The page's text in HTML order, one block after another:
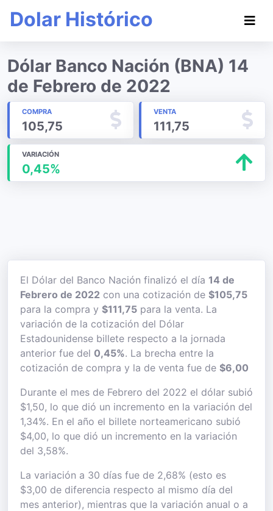
Dolar Histórico
Dólar Banco Nación (BNA) 14
de Febrero de 2022
COMPRA
105,75
VENTA
111,75
VARIACIÓN
0,45%
El Dólar del Banco Nación finalizó el día 14 de
Febrero de 2022 con una cotización de $105,75
para la compra y $111,75 para la venta. La
variación de la cotización del Dólar
Estadounidense billete respecto a la jornada
anterior fue del 0,45%. La brecha entre la
cotización de compra y la de venta fue de $6,00
Durante el mes de Febrero del 2022 el dólar subió
$1,50, lo que dió un incremento en la variación del
1,34%. En el año el billete norteamericano subió
$4,00, lo que dió un incremento en la variación
del 3,58%.
La variación a 30 días fue de 2,68% (esto es
$3,00 de diferencia respecto al mismo día del
mes anterior), mientras que la variación anual o a